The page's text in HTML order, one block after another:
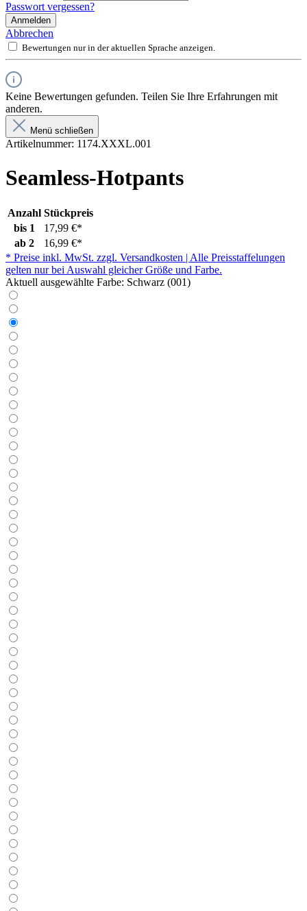
Passwort vergessen?
Anmelden
Abbrechen
Bewertungen nur in der aktuellen Sprache anzeigen.
Keine Bewertungen gefunden. Teilen Sie Ihre Erfahrungen mit
anderen.
Menü schließen
Artikelnummer: 1174.XXXL.001
Seamless-Hotpants
Anzahl Stückpreis
bis 1
17,99 €*
ab 2
16,99 €*
* Preise inkl. MwSt. zzgl. Versandkosten | Alle Preisstaffelungen
gelten nur bei Auswahl gleicher Größe und Farbe.
Aktuell ausgewählte Farbe: Schwarz (001)